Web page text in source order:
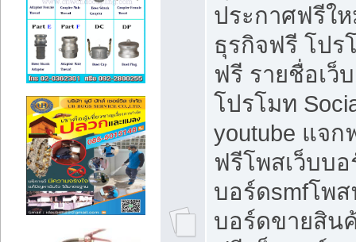
ประกาศฟรีใ
ธุรกิจฟรี โป
ฟรี รายชื่อเว็
โปรโมท
youtube แจก
ฟรีโพสเว็บบอ
บอร์ดsmfโพ
บอร์ดขายสิน